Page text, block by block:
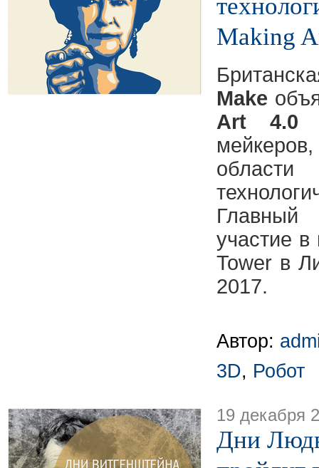
Making
Make
Art 4.0
участие
Tower в
2017.
Автор:
3D, Робот
19 декабря
Дни